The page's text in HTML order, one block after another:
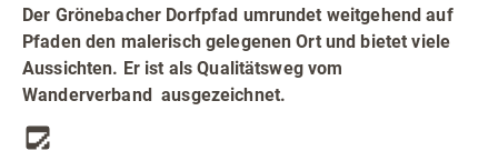
Veranstaltungen
Wandern
Der Grönebacher Dorfpfad umrundet weitgehend auf
Pfaden den malerisch gelegenen Ort und bietet viele
Aussichten. Er ist als Qualitätsweg vom
Wanderverband ausgezeichnet.